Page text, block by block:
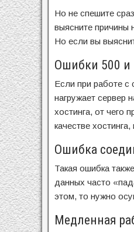
Но не спешите
выясните причины
Но если вы
Ошибки 500 и
Если при работе с
нагружает сервер
хостинга, от чего
качестве
Ошибка
Такая ошибка
данных часто
этом, то нужно
Медленная